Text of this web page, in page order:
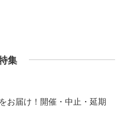
集
お届け！開催・中止・延期